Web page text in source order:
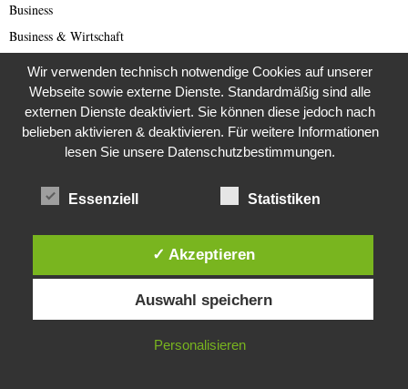
Business
Business & Wirtschaft
Catastrophe Scam
China
China Presse
Cold Case
Corona Kriminelle
Darknet Reporter
Diese Website verwendet Cookies. Durch die weitere Nutzung dieser
Website stimmst du der Verwendung von Cookies zu.
IN ORDNUNG
Wir verwenden technisch notwendige Cookies auf unserer
Webseite sowie externe Dienste. Standardmäßig sind alle
externen Dienste deaktiviert. Sie können diese jedoch nach
belieben aktivieren & deaktivieren. Für weitere Informationen
lesen Sie unsere Datenschutzbestimmungen.
Essenziell Statistiken
✓ Akzeptieren
Auswahl speichern
Personalisieren